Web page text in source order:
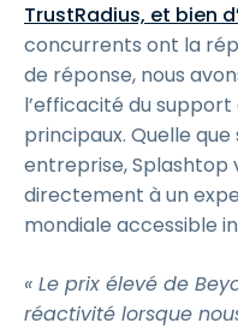
TrustRadius, et bien
concurrents ont la
de réponse, nous
l’efficacité du
principaux. Quelle
entreprise,
directement à un
mondiale accessible
« Le prix élevé de
réactivité lorsque